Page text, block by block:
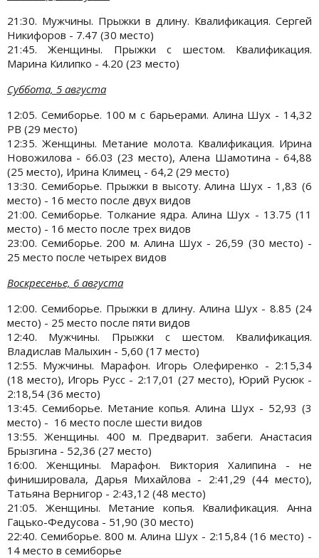
21:30. Мужчины. Прыжки в длину. Квалификация. Сергей
Никифоров - 7.47 (30 место)
21:45. Женщины. Прыжки с шестом. Квалификация.
Марина Килипко - 4.20 (23 место)
Суббота, 5 августа
12:05. Семиборье. 100 м с барьерами. Алина Шух - 14,32
PB (29 место)
12:35. Женщины. Метание молота. Квалификация. Ирина
Новожилова - 66.03 (23 место), Алена Шамотина - 64,88
(25 место), Ирина Климец - 64,2 (29 место)
13:30. Семиборье. Прыжки в высоту. Алина Шух - 1,83 (6
место) - 16 место после двух видов
21:00. Семиборье. Толкание ядра. Алина Шух - 13.75 (11
место) - 16 место после трех видов
23:00. Семиборье. 200 м. Алина Шух - 26,59 (30 место) -
25 место после четырех видов
Воскресенье, 6 августа
12:00. Семиборье. Прыжки в длину. Алина Шух - 8.85 (24
место) - 25 место после пяти видов
12:40. Мужчины. Прыжки с шестом. Квалификация.
Владислав Малыхин - 5,60 (17 место)
12:55. Мужчины. Марафон. Игорь Олефиренко - 2:15,34
(18 место), Игорь Русс - 2:17,01 (27 место), Юрий Русюк -
2:18,54 (36 место)
13:45. Семиборье. Метание копья. Алина Шух - 52,93 (3
место) - 16 место после шести видов
13:55. Женщины. 400 м. Предварит. забеги. Анастасия
Брызгина - 52,36 (27 место)
16:00. Женщины. Марафон. Виктория Халипина - не
финишировала, Дарья Михайлова - 2:41,29 (44 место),
Татьяна Вернигор - 2:43,12 (48 место)
21:05. Женщины. Метание копья. Квалификация. Анна
Гацько-Федусова - 51,90 (30 место)
22:40. Семиборье. 800 м. Алина Шух - 2:15,84 (16 место) -
14 место в семиборье